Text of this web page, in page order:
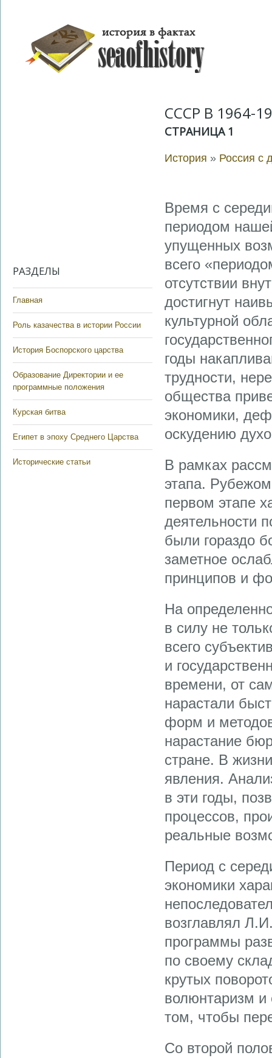
РАЗДЕЛЫ
Главная
Роль казачества в истории России
История Боспорского царства
Образование Директории и ее
программные положения
Курская битва
Египет в эпоху Среднего Царства
Исторические статьи
СССР В 1964-
СТРАНИЦА 1
История » Россия с
Время с
периодом
упущенных
всего
отсутствии
достигнут
культурной
годы
трудности,
общества
экономики,
оскудению
В рамках
этапа.
первом этапе
деятельности
были гораздо
заметное
принципов и
На
в силу не
всего
и
времени, от
нарастали
форм и
нарастание
стране. В
явления.
в эти годы,
процессов,
реальные
Период с
экономики
возглавлял
программы
по своему
крутых
волюнтаризм и
том, чтобы
Со второй